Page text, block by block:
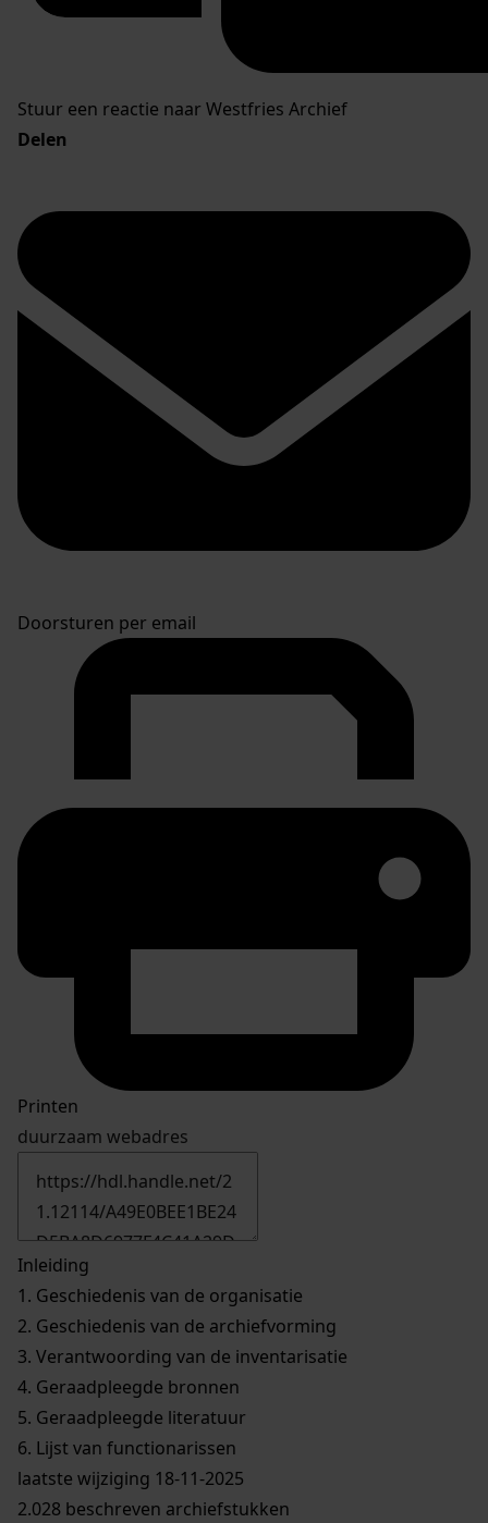
Stuur een reactie naar Westfries Archief
Delen
Doorsturen per email
Printen
duurzaam webadres
Inleiding
1. Geschiedenis van de organisatie
2. Geschiedenis van de archiefvorming
3. Verantwoording van de inventarisatie
4. Geraadpleegde bronnen
5. Geraadpleegde literatuur
6. Lijst van functionarissen
laatste wijziging 18-11-2025
2.028 beschreven archiefstukken